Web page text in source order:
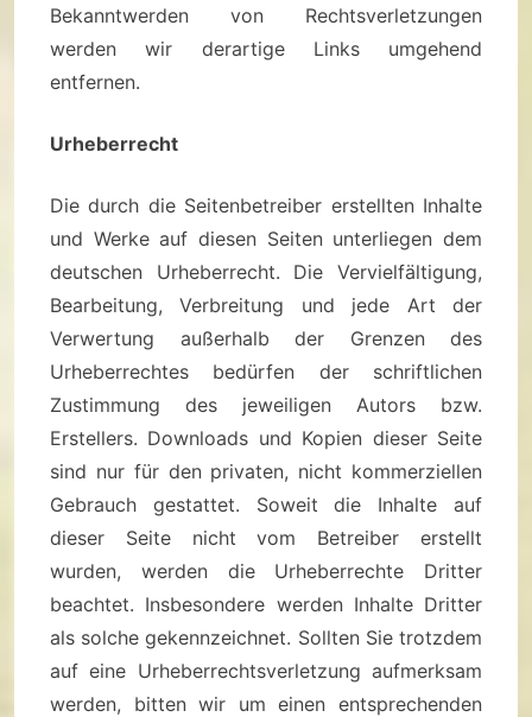
Bekanntwerden von Rechtsverletzungen
werden wir derartige Links umgehend
entfernen.
Urheberrecht
Die durch die Seitenbetreiber erstellten Inhalte
und Werke auf diesen Seiten unterliegen dem
deutschen Urheberrecht. Die Vervielfältigung,
Bearbeitung, Verbreitung und jede Art der
Verwertung außerhalb der Grenzen des
Urheberrechtes bedürfen der schriftlichen
Zustimmung des jeweiligen Autors bzw.
Erstellers. Downloads und Kopien dieser Seite
sind nur für den privaten, nicht kommerziellen
Gebrauch gestattet. Soweit die Inhalte auf
dieser Seite nicht vom Betreiber erstellt
wurden, werden die Urheberrechte Dritter
beachtet. Insbesondere werden Inhalte Dritter
als solche gekennzeichnet. Sollten Sie trotzdem
auf eine Urheberrechtsverletzung aufmerksam
werden, bitten wir um einen entsprechenden